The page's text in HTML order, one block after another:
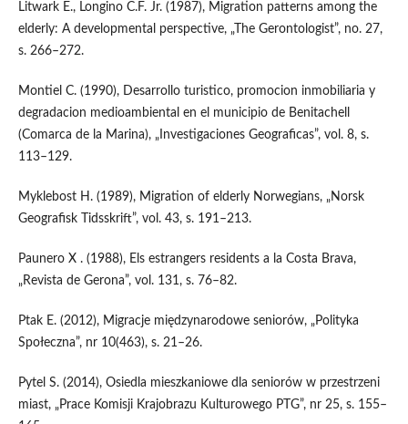
Litwark E., Longino C.F. Jr. (1987), Migration patterns among the
elderly: A developmental perspective, „The Gerontologist”, no. 27,
s. 266–272.
Montiel C. (1990), Desarrollo turistico, promocion inmobiliaria y
degradacion medioambiental en el municipio de Benitachell
(Comarca de la Marina), „Investigaciones Geograficas”, vol. 8, s.
113–129.
Myklebost H. (1989), Migration of elderly Norwegians, „Norsk
Geografisk Tidsskrift”, vol. 43, s. 191–213.
Paunero X . (1988), Els estrangers residents a la Costa Brava,
„Revista de Gerona”, vol. 131, s. 76–82.
Ptak E. (2012), Migracje międzynarodowe seniorów, „Polityka
Społeczna”, nr 10(463), s. 21–26.
Pytel S. (2014), Osiedla mieszkaniowe dla seniorów w przestrzeni
miast, „Prace Komisji Krajobrazu Kulturowego PTG”, nr 25, s. 155–